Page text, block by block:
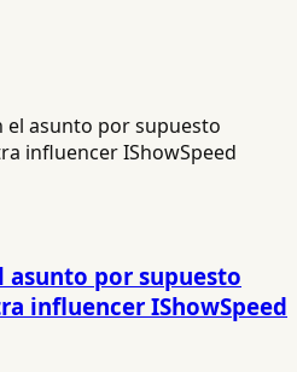
asunto por supuesto
influencer IShowSpeed